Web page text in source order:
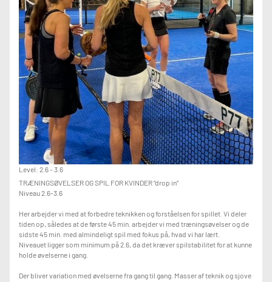
Level: 2.6 - 3.6
TRÆNINGSØVELSER OG SPIL FOR KVINDER “drop in”
Niveau 2.6-3.6
Her arbejder vi med at forbedre teknikken og forståelsen for spillet. Vi deler
tiden op, således at de første 45 min. arbejder vi med træningsøvelser og de
sidste 45 min. med almindeligt spil med fokus på, hvad vi har lært.
Niveauet ligger som minimum på 2.6, da det kræver spilstabilitet for at kunne
holde øvelserne i gang.
Der bliver variation med øvelserne fra gang til gang. Masser af teknik og sjove